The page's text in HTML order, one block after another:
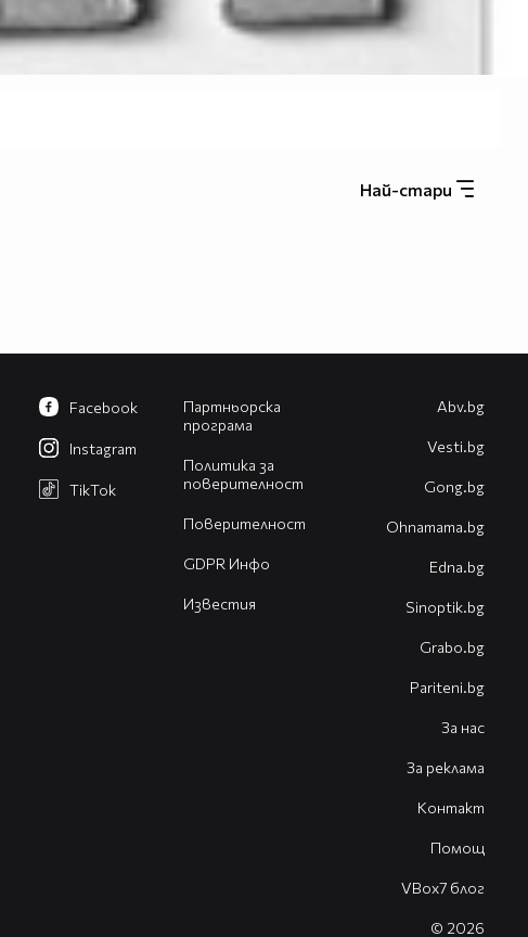
Най-стари
Партньорска
програма
Политика за
поверителност
Поверителност
GDPR Инфо
Известия
Facebook
Instagram
TikTok
Abv.bg
Vesti.bg
Gong.bg
Оhnamama.bg
Edna.bg
Sinoptik.bg
Grabo.bg
Pariteni.bg
За нас
За реклама
Контакт
Помощ
VBox7 блог
© 2026